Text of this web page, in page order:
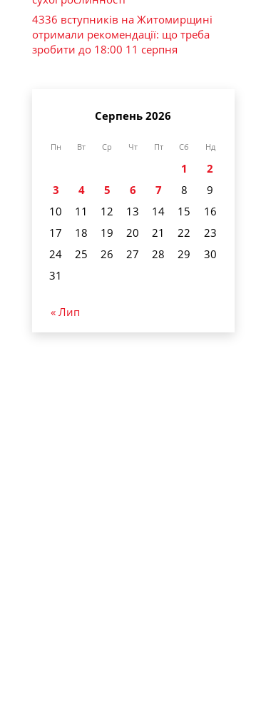
4336 вступників на Житомирщині
отримали рекомендації: що треба
зробити до 18:00 11 серпня
Серпень 2026
Пн Вт Ср Чт Пт Сб Нд
1
2
3
4 5 6 7 8
9
10
11 12 13 14 15
16
17
18 19 20 21 22
23
24
25 26 27 28 29
30
31
« Лип